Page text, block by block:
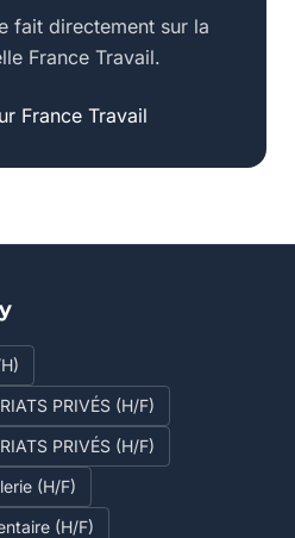
fait directement sur la
France Travail.
France Travail
PRIVÉS (H/F)
PRIVÉS (H/F)
(H/F)
(H/F)